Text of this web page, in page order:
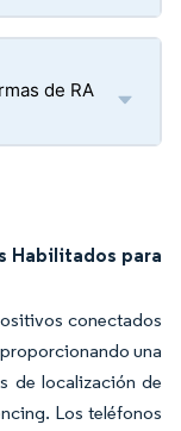
de RA
Habilitados para
conectados
una
de localización de
Los teléfonos